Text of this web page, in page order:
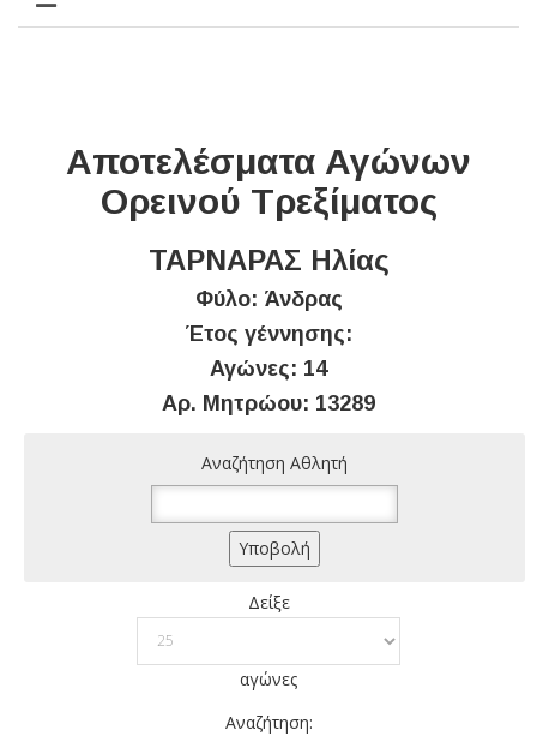
Αποτελέσματα Αγώνων
Ορεινού Τρεξίματος
ΤΑΡΝΑΡΑΣ Ηλίας
Φύλο: Άνδρας
Έτος γέννησης:
Αγώνες: 14
Αρ. Μητρώου: 13289
Αναζήτηση Αθλητή
Δείξε
αγώνες
Αναζήτηση: